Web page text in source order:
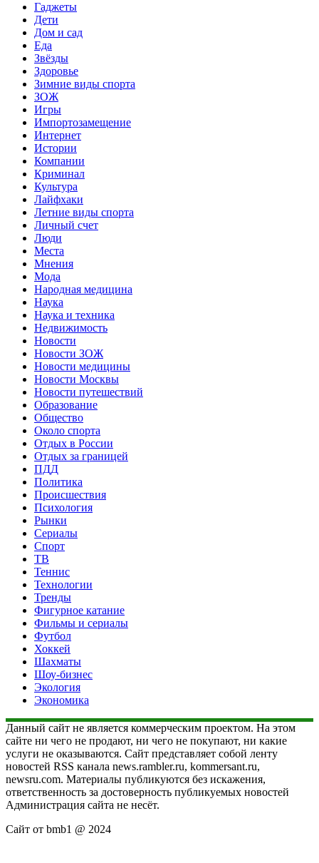
Гаджеты
Дети
Дом и сад
Еда
Звёзды
Здоровье
Зимние виды спорта
ЗОЖ
Игры
Импортозамещение
Интернет
Истории
Компании
Криминал
Культура
Лайфхаки
Летние виды спорта
Личный счет
Люди
Места
Мнения
Мода
Народная медицина
Наука
Наука и техника
Недвижимость
Новости
Новости ЗОЖ
Новости медицины
Новости Москвы
Новости путешествий
Образование
Общество
Около спорта
Отдых в России
Отдых за границей
ПДД
Политика
Происшествия
Психология
Рынки
Сериалы
Спорт
ТВ
Теннис
Технологии
Тренды
Фигурное катание
Фильмы и сериалы
Футбол
Хоккей
Шахматы
Шоу-бизнес
Экология
Экономика
Данный сайт не является коммерческим проектом. На этом
сайте ни чего не продают, ни чего не покупают, ни какие
услуги не оказываются. Сайт представляет собой ленту
новостей RSS канала news.rambler.ru, kommersant.ru,
newsru.com. Материалы публикуются без искажения,
ответственность за достоверность публикуемых новостей
Администрация сайта не несёт.
Сайт от bmb1 @ 2024